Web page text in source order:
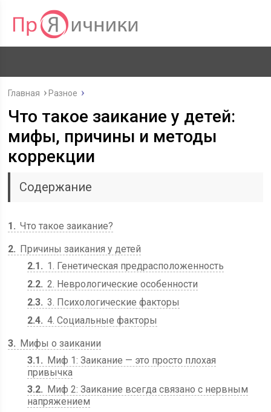
Главная Разное
Что такое заикание у детей:
мифы, причины и методы
коррекции
Содержание
1
Что такое заикание?
2
Причины заикания у детей
2.1
1. Генетическая предрасположенность
2.2 2. Неврологические особенности
2.3 3. Психологические факторы
2.4 4. Социальные факторы
3
Мифы о заикании
3.1
Миф 1: Заикание — это просто плохая
привычка
3.2
Миф 2: Заикание всегда связано с нервным
напряжением